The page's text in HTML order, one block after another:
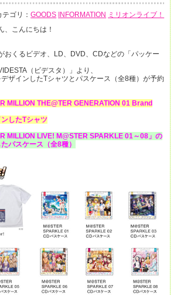
テゴリ：GOODS INFORMATION ミリオンライブ！
、こんにちは！
おくるビデオ、LD、DVD、CDなどの「パッケー
（ビデスタ）」より、
ザインしたTシャツとパスケース（全8種）が予約
MILLION THE@TER GENERATION 01 Brand
したTシャツ
MILLION LIVE! M@STER SPARKLE 01～08」 の
パスケース（全8種）